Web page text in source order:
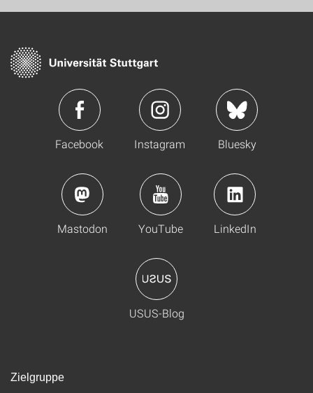
Facebook Instagram Bluesky
Mastodon YouTube LinkedIn
USUS-Blog
Zielgruppe